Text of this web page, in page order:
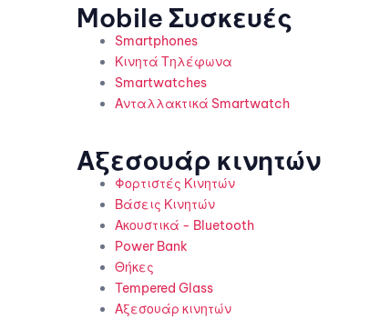
Mobile Συσκευές
Smartphones
Κινητά Τηλέφωνα
Smartwatches
Ανταλλακτικά Smartwatch
Αξεσουάρ κινητών
Φορτιστές Κινητών
Βάσεις Κινητών
Ακουστικά - Bluetooth
Power Bank
Θήκες
Tempered Glass
Αξεσουάρ κινητών